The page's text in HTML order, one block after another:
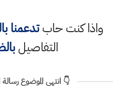
واذا كنت حابتدعمنا
التفاصيل
👇 انتهى الموضوع